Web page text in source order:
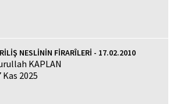
NESLİNİN FİRARÎLERİ - 17.02.2010
KAPLAN
Kas 2025